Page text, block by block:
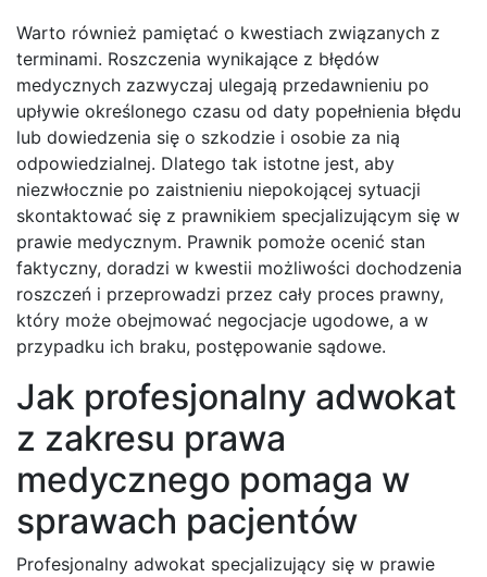
Warto również pamiętać o kwestiach związanych z
terminami. Roszczenia wynikające z błędów
medycznych zazwyczaj ulegają przedawnieniu po
upływie określonego czasu od daty popełnienia błędu
lub dowiedzenia się o szkodzie i osobie za nią
odpowiedzialnej. Dlatego tak istotne jest, aby
niezwłocznie po zaistnieniu niepokojącej sytuacji
skontaktować się z prawnikiem specjalizującym się w
prawie medycznym. Prawnik pomoże ocenić stan
faktyczny, doradzi w kwestii możliwości dochodzenia
roszczeń i przeprowadzi przez cały proces prawny,
który może obejmować negocjacje ugodowe, a w
przypadku ich braku, postępowanie sądowe.
Jak profesjonalny adwokat
z zakresu prawa
medycznego pomaga w
sprawach pacjentów
Profesjonalny adwokat specjalizujący się w prawie